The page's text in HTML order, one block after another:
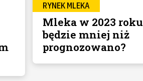
RYNEK MLEKA
Mleka w 2023 roku
będzie mniej niż
prognozowano?